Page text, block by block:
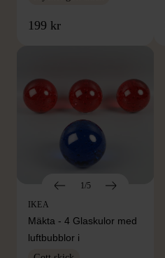
199 kr
1/5
IKEA
Mäkta - 4 Glaskulor med
luftbubblor i